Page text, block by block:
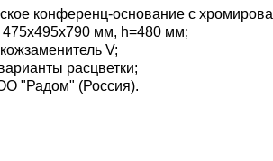
конференц-основание с
мм, h=480 мм;
V;
расцветки;
"Радом" (Россия).